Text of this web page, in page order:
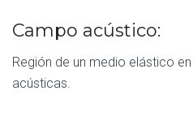
Campo acústico:
Región de un medio elástico
acústicas.